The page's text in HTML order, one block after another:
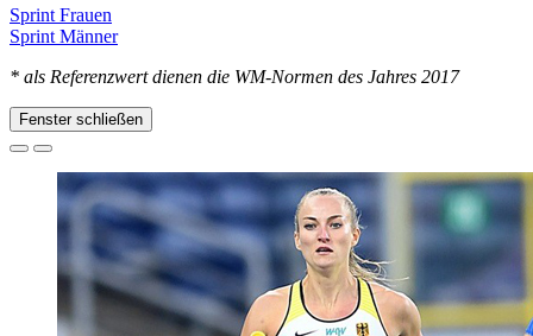
Sprint Frauen
Sprint Männer
* als Referenzwert dienen die WM-Normen des Jahres 2017
Fenster schließen